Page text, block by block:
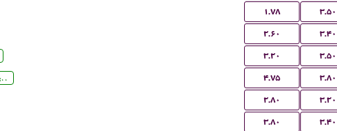
۱.۷۸ ۳.۵۰
۲.۶۰ ۳.۴۰
۳.۲۰ ۳.۵۰
۴.۷۵ ۳.۸۰
۲.۸۰ ۳.۲۰
۳.۸۰ ۳.۴۰